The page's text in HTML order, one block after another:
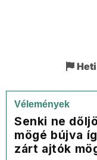
Vélemények
Senki ne
mögé bújva
zárt ajtók